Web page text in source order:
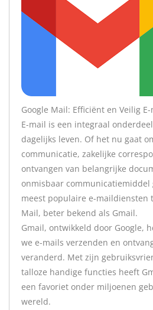
Google Mail: Efficiënt en Veilig
E-mail is een integraal
dagelijks leven. Of het nu gaat
communicatie, zakelijke
ontvangen van belangrijke
onmisbaar communicatiemiddel
meest populaire e-maildiensten
Mail, beter bekend als Gmail.
Gmail, ontwikkeld door Google,
we e-mails verzenden en
veranderd. Met zijn
talloze handige functies heeft
een favoriet onder miljoenen
wereld.